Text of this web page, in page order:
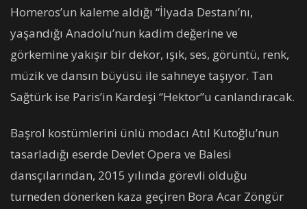
Homeros’un kaleme aldığı “İlyada Destanı’nı,
yaşandığı Anadolu’nun kadim değerine ve
görkemine yakışır bir dekor, ışık, ses, görüntü, renk,
müzik ve dansın büyüsü ile sahneye taşıyor. Tan
Sağtürk ise Paris’in Kardeşi “Hektor”u canlandıracak.
Başrol kostümlerini ünlü modacı Atıl Kutoğlu’nun
tasarladığı eserde Devlet Opera ve Balesi
dansçılarından, 2015 yılında görevli olduğu
turneden dönerken kaza geçiren Bora Acar Zöngür